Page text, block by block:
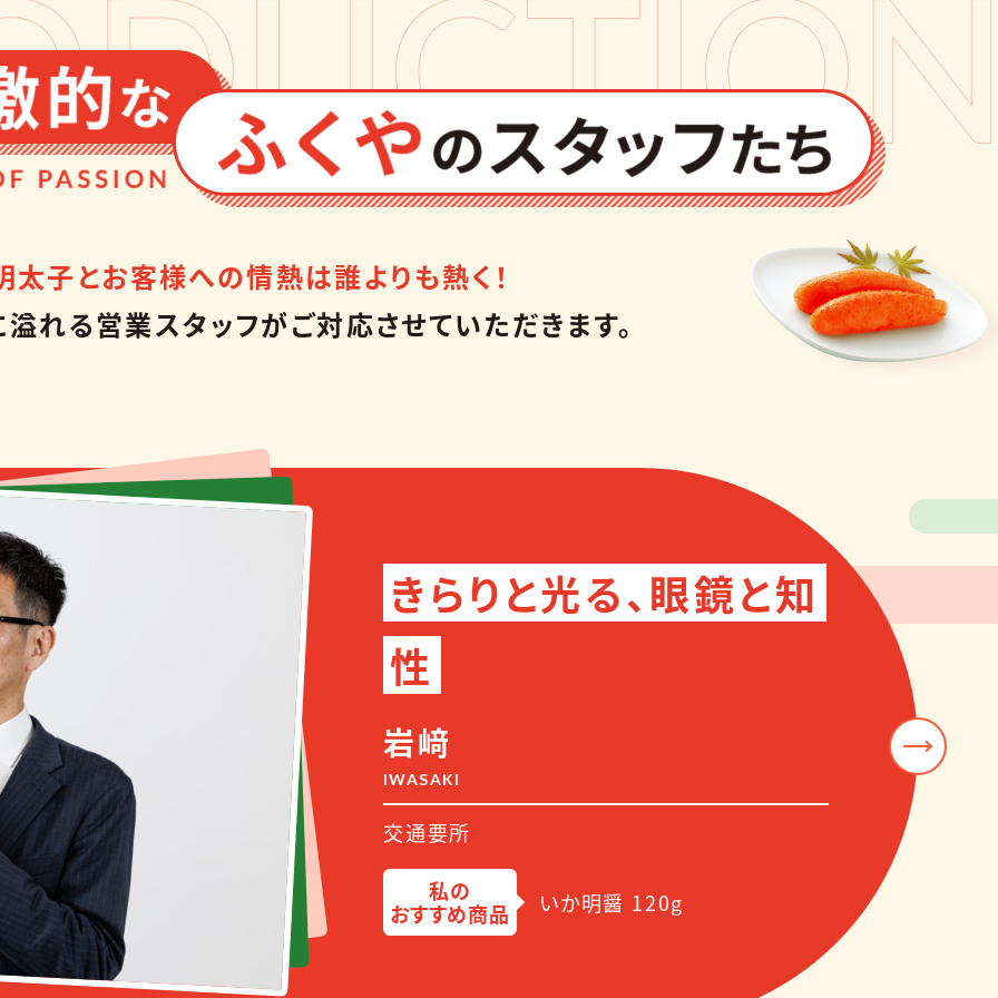
太子とお客様への情熱は誰よりも熱く！
れる営業スタッフがご対応させていただきます。
きらりと光る、眼鏡と知
性
岩﨑
IWASAKI
交通要所
私の
おすすめ商品
いか明醤 120g